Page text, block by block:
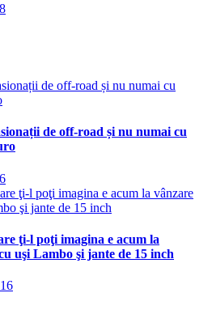
de off-road și nu numai cu
ţi-l poţi imagina e acum la
uşi Lambo şi jante de 15 inch